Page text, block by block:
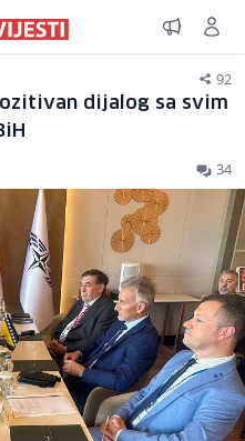
92
dijalog sa svim
34